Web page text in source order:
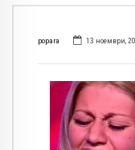
popara 13 ноември,